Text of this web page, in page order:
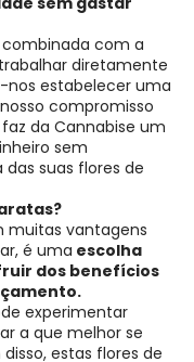
combinada com a
diretamente
nos estabelecer uma
compromisso
da Cannabise um
sem
suas flores de
muitas vantagens
é uma escolha
dos benefícios
experimentar
a que melhor se
estas flores de